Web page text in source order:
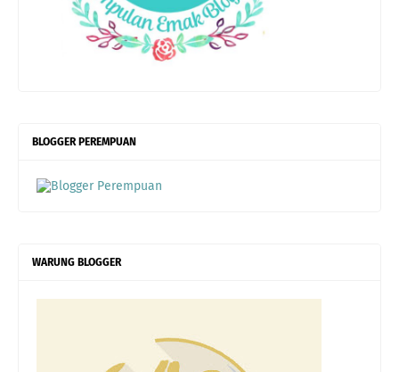
BLOGGER PEREMPUAN
WARUNG BLOGGER